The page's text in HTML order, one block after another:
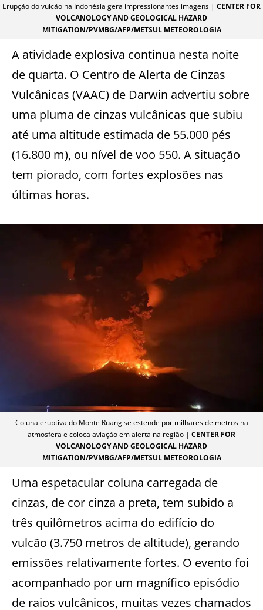
Erupção do vulcão na Indonésia gera impressionantes imagens | CENTER FOR
VOLCANOLOGY AND GEOLOGICAL HAZARD
MITIGATION/PVMBG/AFP/METSUL METEOROLOGIA
A atividade explosiva continua nesta noite
de quarta. O Centro de Alerta de Cinzas
Vulcânicas (VAAC) de Darwin advertiu sobre
uma pluma de cinzas vulcânicas que subiu
até uma altitude estimada de 55.000 pés
(16.800 m), ou nível de voo 550. A situação
tem piorado, com fortes explosões nas
últimas horas.
Coluna eruptiva do Monte Ruang se estende por milhares de metros na
atmosfera e coloca aviação em alerta na região | CENTER FOR
VOLCANOLOGY AND GEOLOGICAL HAZARD
MITIGATION/PVMBG/AFP/METSUL METEOROLOGIA
Uma espetacular coluna carregada de
cinzas, de cor cinza a preta, tem subido a
três quilômetros acima do edifício do
vulcão (3.750 metros de altitude), gerando
emissões relativamente fortes. O evento foi
acompanhado por um magnífico episódio
de raios vulcânicos, muitas vezes chamados